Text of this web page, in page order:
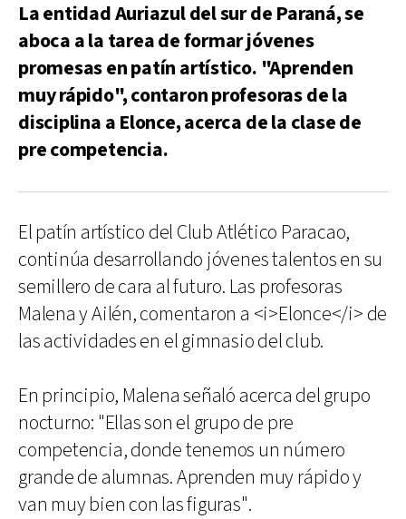
La entidad Auriazul del sur de Paraná, se
aboca a la tarea de formar jóvenes
promesas en patín artístico. "Aprenden
muy rápido", contaron profesoras de la
disciplina a Elonce, acerca de la clase de
pre competencia.
El patín artístico del Club Atlético Paracao,
continúa desarrollando jóvenes talentos en su
semillero de cara al futuro. Las profesoras
Malena y Ailén, comentaron a <i>Elonce</i> de
las actividades en el gimnasio del club.
En principio, Malena señaló acerca del grupo
nocturno: "Ellas son el grupo de pre
competencia, donde tenemos un número
grande de alumnas. Aprenden muy rápido y
van muy bien con las figuras".